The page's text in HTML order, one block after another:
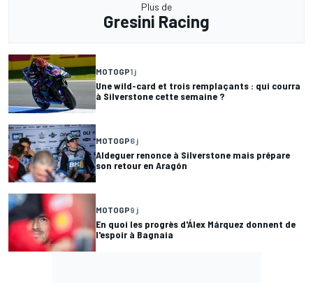
Plus de
Gresini Racing
MOTOGP1 j
Une wild-card et trois remplaçants : qui courra
à Silverstone cette semaine ?
MOTOGP6 j
Aldeguer renonce à Silverstone mais prépare
son retour en Aragón
MOTOGP9 j
En quoi les progrès d'Álex Márquez donnent de
l'espoir à Bagnaia